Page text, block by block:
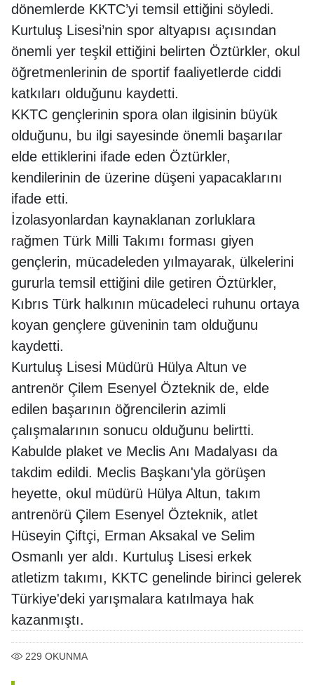
dönemlerde KKTC’yi temsil ettiğini söyledi.
Kurtuluş Lisesi’nin spor altyapısı açısından
önemli yer teşkil ettiğini belirten Öztürkler, okul
öğretmenlerinin de sportif faaliyetlerde ciddi
katkıları olduğunu kaydetti.
KKTC gençlerinin spora olan ilgisinin büyük
olduğunu, bu ilgi sayesinde önemli başarılar
elde ettiklerini ifade eden Öztürkler,
kendilerinin de üzerine düşeni yapacaklarını
ifade etti.
İzolasyonlardan kaynaklanan zorluklara
rağmen Türk Milli Takımı forması giyen
gençlerin, mücadeleden yılmayarak, ülkelerini
gururla temsil ettiğini dile getiren Öztürkler,
Kıbrıs Türk halkının mücadeleci ruhunu ortaya
koyan gençlere güveninin tam olduğunu
kaydetti.
Kurtuluş Lisesi Müdürü Hülya Altun ve
antrenör Çilem Esenyel Özteknik de, elde
edilen başarının öğrencilerin azimli
çalışmalarının sonucu olduğunu belirtti.
Kabulde plaket ve Meclis Anı Madalyası da
takdim edildi. Meclis Başkanı'yla görüşen
heyette, okul müdürü Hülya Altun, takım
antrenörü Çilem Esenyel Özteknik, atlet
Hüseyin Çiftçi, Erman Aksakal ve Selim
Osmanlı yer aldı. Kurtuluş Lisesi erkek
atletizm takımı, KKTC genelinde birinci gelerek
Türkiye'deki yarışmalara katılmaya hak
kazanmıştı.
229 OKUNMA